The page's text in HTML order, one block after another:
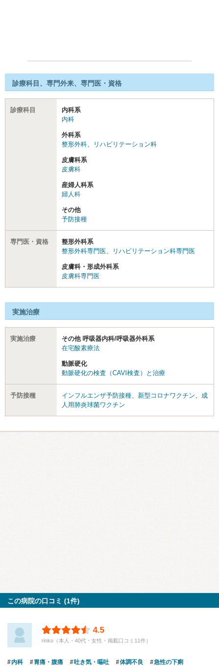
診療科目、専門外来、専門医・資格
診療科目
内科系
内科
外科系
整形外科、 リハビリテーション科
皮膚科系
皮膚科
産婦人科系
婦人科
その他
予防接種
専門医・資格
整形外科系
整形外科専門医、 リハビリテーション科専門医
皮膚科・形成外科系
皮膚科専門医
実施治療
実施治療
その他 呼吸器内科/呼吸器外科系
在宅酸素療法
動脈硬化
動脈硬化の検査（CAVI検査）と治療
予防接種 インフルエンザ予防接種、 新型コロナワクチン、 成
人用肺炎球菌ワクチン
この病院の口コミ (1件)
4.5
rinko（本人・40代・女性・掲載口コミ11件）
内科 胃痛・腹痛 吐き気・嘔吐 体調不良 急性の下痢